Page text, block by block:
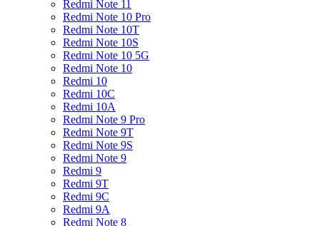
Redmi Note 11
Redmi Note 10 Pro
Redmi Note 10T
Redmi Note 10S
Redmi Note 10 5G
Redmi Note 10
Redmi 10
Redmi 10C
Redmi 10A
Redmi Note 9 Pro
Redmi Note 9T
Redmi Note 9S
Redmi Note 9
Redmi 9
Redmi 9T
Redmi 9C
Redmi 9A
Redmi Note 8